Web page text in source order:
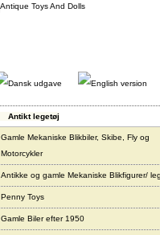
Antikt legetøj
Gamle Mekaniske Blikbiler, Skibe, Fly og
Motorcykler
Antikke og gamle Mekaniske Blikfigurer/
Penny Toys
Gamle Biler efter 1950